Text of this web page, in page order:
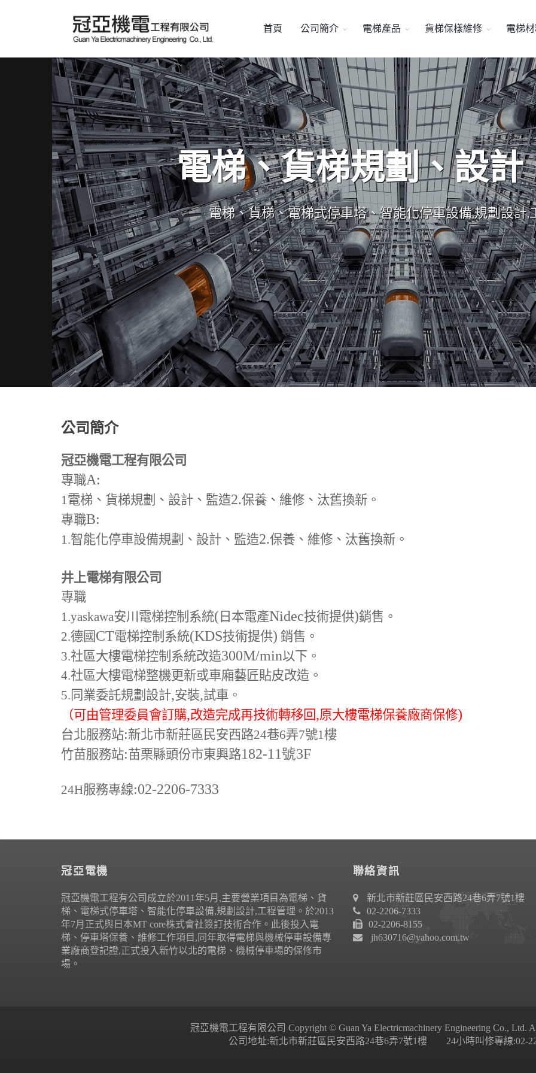
首頁 公司簡介 電梯產品 貨梯保樣維修 電梯
電梯、貨梯規劃、設計
電梯、貨梯、電梯式停車塔、智能化停車設備,規劃設計,
公司簡介
冠亞機電工程有限公司
專職A:
1電梯、貨梯規劃、設計、監造2.保養、維修、汰舊換新。
專職B:
1.智能化停車設備規劃、設計、監造2.保養、維修、汰舊換新。
井上電梯有限公司
專職
1.yaskawa安川電梯控制系統( 日本電產Nidec技術提供)銷售。
2.德國 CT電梯控制系統(KDS技術提供) 銷售。
3.社區大樓電梯控制系統改造300M/min以下。
4.社區大樓電梯整機更新或車廂藝匠貼皮改造。
5. 同業委託規劃設計,安裝,試車。
（可由管理委員會訂購,改造完成再技術轉移回,原大樓電梯保養廠商保修)
台北服務站:新北市新莊區民安西路24巷6弄7號1樓
竹苗服務站:苗栗縣頭份市東興路182-11號3F
24H服務專線:02-2206-7333
冠亞電機
冠亞機電工程有公司成立於2011年5月,主要營業項目為電梯、貨
梯、電梯式停車塔、智能化停車設備,規劃設計,工程管理。於2013
年7月正式與日本MT core株式會社簽訂技術合作。此後投入電
梯、停車塔保養、維修工作項目,同年取得電梯與機械停車設備專
業廠商登記證,正式投入新竹以北的電梯、機械停車場的保修市
場。
聯絡資訊
新北市新莊區民安西路24巷6弄7號1樓
02-2206-7333
02-2206-8155
jh630716@yahoo.com.tw
冠亞機電工程有限公司 Copyright © Guan Ya Electricmachinery Engineering Co., Ltd.
公司地址:新北市新莊區民安西路24巷6弄7號1樓 24小時叫修專線:02-